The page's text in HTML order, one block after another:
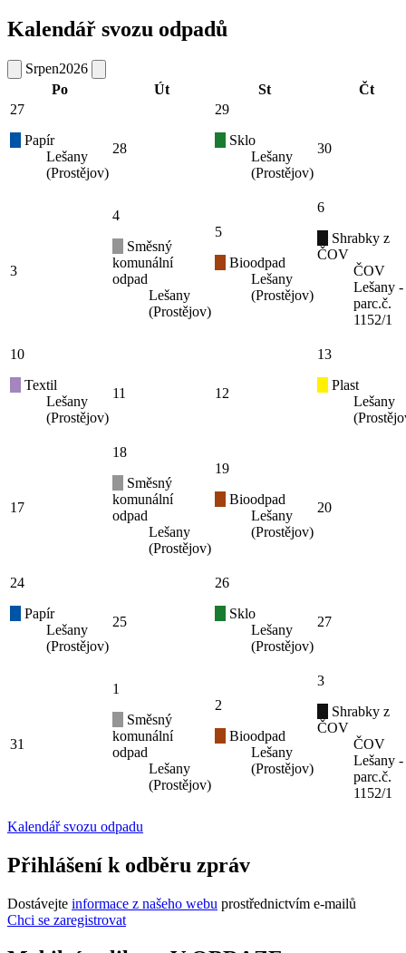
Kalendář svozu odpadů
Srpen2026
Po
Út St
Čt
27
Papír
Lešany
(Prostějov)
28
29
Sklo
Lešany
(Prostějov)
30
3
4
Směsný
komunální
odpad
Lešany
(Prostějov)
5
Bioodpad
Lešany
(Prostějov)
6
Shrabky z
ČOV
ČOV
Lešany -
parc.č.
1152/1
10
Textil
Lešany
(Prostějov)
11 12
13
Plast
Lešany
17
18
Směsný
komunální
odpad
Lešany
(Prostějov)
19
Bioodpad
Lešany
(Prostějov)
20
24
Papír
Lešany
(Prostějov)
25
26
Sklo
Lešany
(Prostějov)
27
31
1
Směsný
komunální
odpad
Lešany
(Prostějov)
2
Bioodpad
Lešany
(Prostějov)
3
Shrabky z
ČOV
ČOV
Lešany -
parc.č.
1152/1
Kalendář svozu odpadu
Přihlášení k odběru zpráv
Dostávejte informace z našeho webu prostřednictvím e-mailů
Chci se zaregistrovat